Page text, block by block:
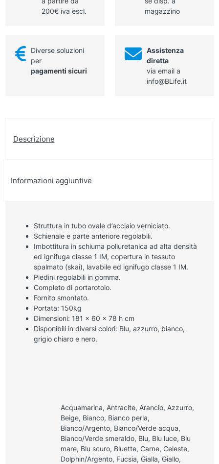
200€ iva escl.
magazzino
Diverse soluzioni
per
pagamenti sicuri
Assistenza
diretta
via email a
info@BLife.it
Descrizione
Informazioni aggiuntive
Struttura in tubo ovale d’acciaio verniciato.
Schienale e parte anteriore regolabili.
Imbottitura in schiuma poliuretanica ad alta densità
ed ignifuga classe 1 IM, copertura in tessuto
spalmato (skai), lavabile ed ignifugo classe 1 IM.
Piedini regolabili in gomma.
Completo di portarotolo.
Fornito smontato.
Portata: 150kg
Dimensioni: 181 x 60 x 78 h cm
Disponibili in diversi colori: Blu, azzurro, bianco,
grigio chiaro e nero.
Acquamarina, Antracite, Arancio, Azzurro,
Beige, Bianco, Bianco perla,
Bianco/Argento, Bianco/Verde acqua,
Bianco/Verde smeraldo, Blu, Blu luce, Blu
mare, Blu scuro, Bluette, Carne, Celeste,
Dolphin/Argento, Fucsia, Gialla, Giallo,